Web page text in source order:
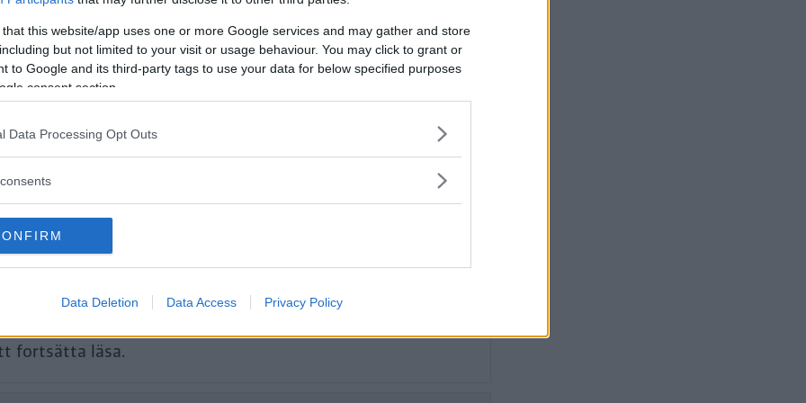
that this website/app uses one or more Google services and may gather and store
but not limited to your visit or usage behaviour. You may click to grant or
to Google and its third-party tags to use your data for below specified purposes
consent section.
Data Processing Opt Outs
Data Deletion Data Access Privacy Policy
tycks aldrig sina. Vi testar
Taigo mot omstöpta Honda HR-V och
Cross.
fortsätta läsa.